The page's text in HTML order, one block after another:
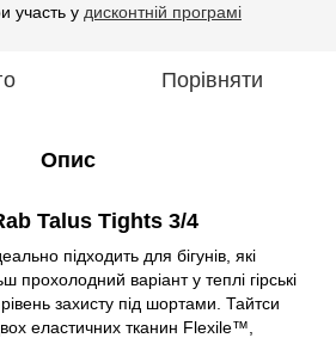
участь у дисконтній програмі
Порівняти
Опис
Talus Tights 3/4
підходить для бігунів, які
прохолодний варіант у теплі гірські
захисту під шортами. Тайтси
еластичних тканин Flexile™,